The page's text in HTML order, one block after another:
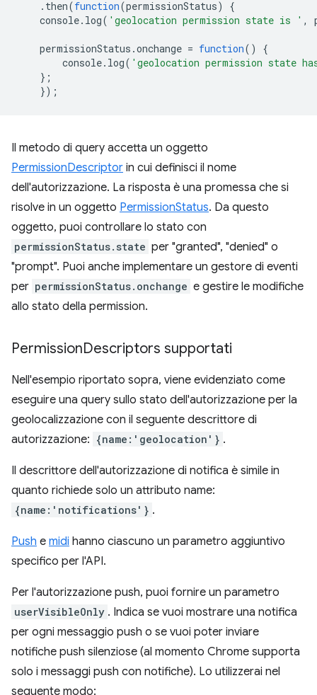
. then(function(permissionStatus)
{
console. log( 'geolocation permission state is ' ,
permissionStatus .onchange = function()
{
console. log( 'geolocation permission state
};
});
Il metodo di query accetta un oggetto
PermissionDescriptor in cui definisci il nome
dell'autorizzazione. La risposta è una promessa che si
risolve in un oggetto PermissionStatus. Da questo
oggetto, puoi controllare lo stato con
permissionStatus.state per "granted", "denied" o
"prompt". Puoi anche implementare un gestore di eventi
per permissionStatus.onchange e gestire le modifiche
allo stato della permission.
PermissionDescriptors supportati
Nell'esempio riportato sopra, viene evidenziato come
eseguire una query sullo stato dell'autorizzazione per la
geolocalizzazione con il seguente descrittore di
autorizzazione: {name:'geolocation'} .
Il descrittore dell'autorizzazione di notifica è simile in
quanto richiede solo un attributo name:
{name:'notifications'} .
Push e midi hanno ciascuno un parametro aggiuntivo
specifico per l'API.
Per l'autorizzazione push, puoi fornire un parametro
userVisibleOnly . Indica se vuoi mostrare una notifica
per ogni messaggio push o se vuoi poter inviare
notifiche push silenziose (al momento Chrome supporta
solo i messaggi push con notifiche). Lo utilizzerai nel
seguente modo: